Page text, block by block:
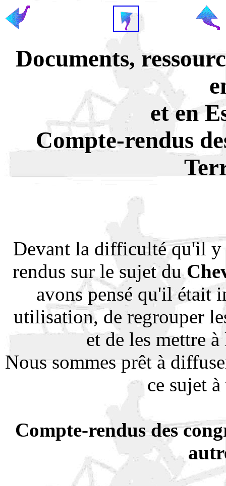
Documents,
et en
Compte-rendus
Devant la difficulté qu'il y
rendus sur le sujet du
avons pensé qu'il était
utilisation, de regrouper
et de les mettre
Nous sommes prêt à
ce sujet
Compte-rendus des